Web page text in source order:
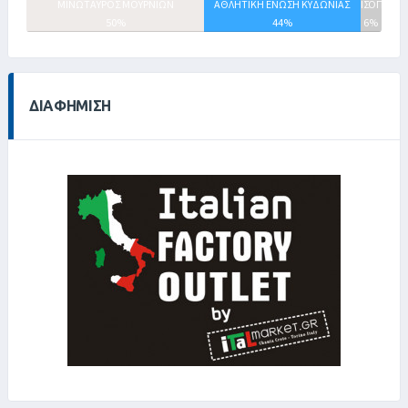
ΑΘΛΗΤΙΚΗ ΕΝΩΣΗ ΚΥΔΩΝΙΑΣ
44%
ΙΣΟΠΑΛΙΕΣ
6%
ΔΙΑΦΉΜΙΣΗ